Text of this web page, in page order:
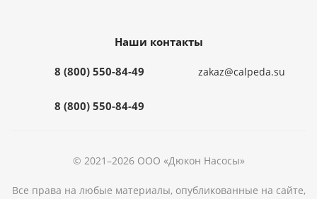
Наши контакты
8 (800) 550-84-49
8 (800) 550-84-49
zakaz@calpeda.su
© 2021–2026 ООО «Дюкон Насосы»
Все права на любые материалы, опубликованные на сайте,